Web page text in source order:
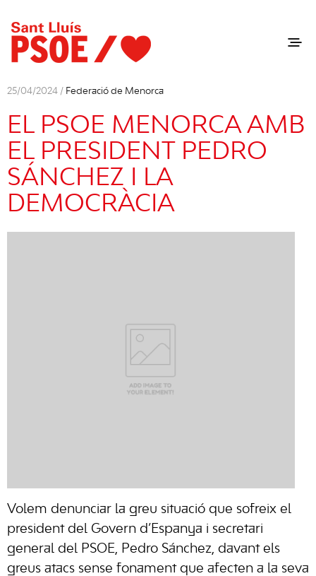
25/04/2024 / Federació de Menorca
EL PSOE MENORCA AMB
EL PRESIDENT PEDRO
SÁNCHEZ I LA
DEMOCRÀCIA
Volem denunciar la greu situació que sofreix el
president del Govern d’Espanya i secretari
general del PSOE, Pedro Sánchez, davant els
greus atacs sense fonament que afecten a la seva